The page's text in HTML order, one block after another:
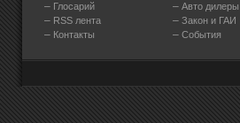
– Глосарий
– RSS лента
– Контакты
– Авто дилеры
– Закон и ГАИ
– События